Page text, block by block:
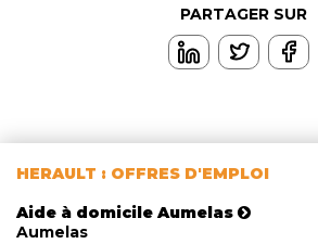
PARTAGER SUR
HERAULT : OFFRES D'EMPLOI
Aide à domicile Aumelas
Aumelas